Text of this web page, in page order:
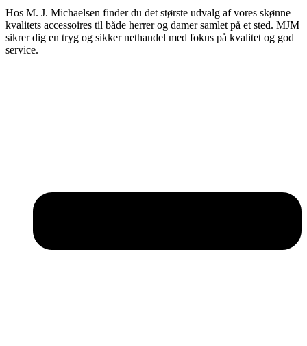
Hos M. J. Michaelsen finder du det største udvalg af vores skønne
kvalitets accessoires til både herrer og damer samlet på et sted. MJM
sikrer dig en tryg og sikker nethandel med fokus på kvalitet og god
service.